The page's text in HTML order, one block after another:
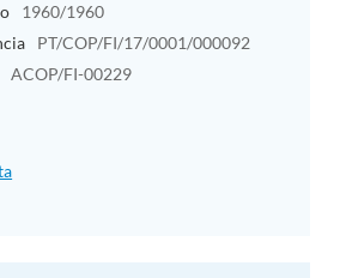
1960/1960
PT/COP/FI/17/0001/000092
ACOP/FI-00229